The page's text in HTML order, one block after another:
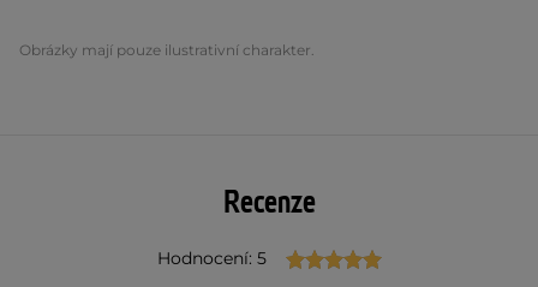
Obrázky mají pouze ilustrativní charakter.
Recenze
Hodnocení: 5